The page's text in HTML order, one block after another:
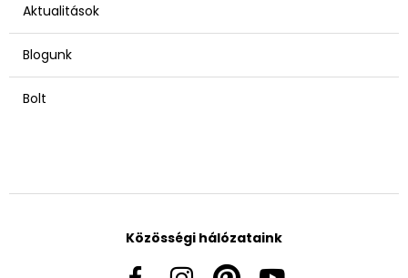
Aktualitások
Blogunk
Bolt
Közösségi hálózataink